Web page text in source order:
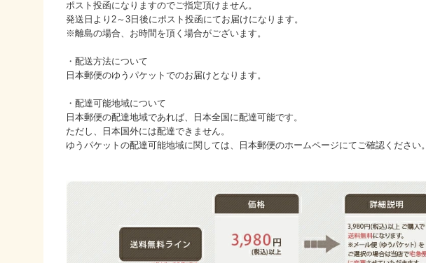
ポスト投函になりますのでご指定頂けません。
発送日より2～3日後にポスト投函にてお届けになります。
※離島の場合、お時間を頂く場合がございます。
・配送方法について
日本郵便のゆうパケットでのお届けとなります。
・配達可能地域について
日本郵便の配達地域であれば、日本全国に配達可能です。
ただし、日本国外には配達できません。
ゆうパケットの配達可能地域に関しては、日本郵便のホームページにてご確認ください。